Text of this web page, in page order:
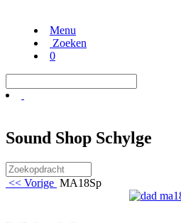
Menu
Zoeken
0
Sound Shop Schylge
<< Vorige MA18Sp